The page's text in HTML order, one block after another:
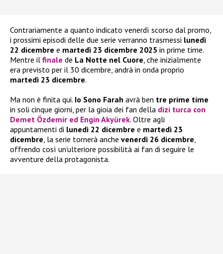
Contrariamente a quanto indicato venerdì scorso dal promo,
i prossimi episodi delle due serie verranno trasmessi lunedì
22 dicembre e martedì 23 dicembre 2025 in prime time.
Mentre il finale de La Notte nel Cuore, che inizialmente
era previsto per il 30 dicembre, andrà in onda proprio
martedì 23 dicembre.
Ma non è finita qui. Io Sono Farah avrà ben tre prime time
in soli cinque giorni, per la gioia dei fan della dizi turca con
Demet Özdemir ed Engin Akyürek. Oltre agli
appuntamenti di lunedì 22 dicembre e martedì 23
dicembre, la serie tornerà anche venerdì 26 dicembre,
offrendo così un’ulteriore possibilità ai fan di seguire le
avventure della protagonista.